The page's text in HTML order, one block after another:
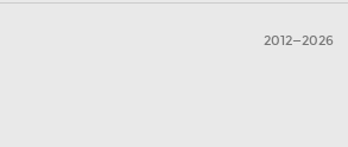
2012—2026